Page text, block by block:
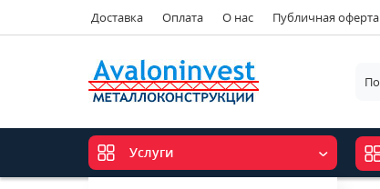
Доставка Оплата О нас Публичная оферта
Услуги